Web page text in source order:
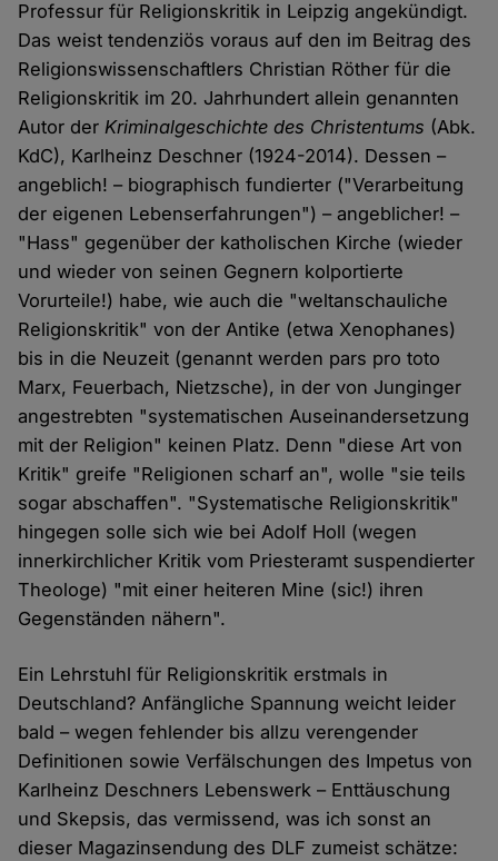
Professur für Religionskritik in Leipzig angekündigt.
Das weist tendenziös voraus auf den im Beitrag des
Religionswissenschaftlers Christian Röther für die
Religionskritik im 20. Jahrhundert allein genannten
Autor derKriminalgeschichte des Christentums (Abk.
KdC), Karlheinz Deschner (1924-2014). Dessen –
angeblich! – biographisch fundierter ("Verarbeitung
der eigenen Lebenserfahrungen") – angeblicher! –
"Hass" gegenüber der katholischen Kirche (wieder
und wieder von seinen Gegnern kolportierte
Vorurteile!) habe, wie auch die "weltanschauliche
Religionskritik" von der Antike (etwa Xenophanes)
bis in die Neuzeit (genannt werden pars pro toto
Marx, Feuerbach, Nietzsche), in der von Junginger
angestrebten "systematischen Auseinandersetzung
mit der Religion" keinen Platz. Denn "diese Art von
Kritik" greife "Religionen scharf an", wolle "sie teils
sogar abschaffen". "Systematische Religionskritik"
hingegen solle sich wie bei Adolf Holl (wegen
innerkirchlicher Kritik vom Priesteramt suspendierter
Theologe) "mit einer heiteren Mine (sic!) ihren
Gegenständen nähern".
Ein Lehrstuhl für Religionskritik erstmals in
Deutschland? Anfängliche Spannung weicht leider
bald – wegen fehlender bis allzu verengender
Definitionen sowie Verfälschungen des Impetus von
Karlheinz Deschners Lebenswerk – Enttäuschung
und Skepsis, das vermissend, was ich sonst an
dieser Magazinsendung des DLF zumeist schätze: